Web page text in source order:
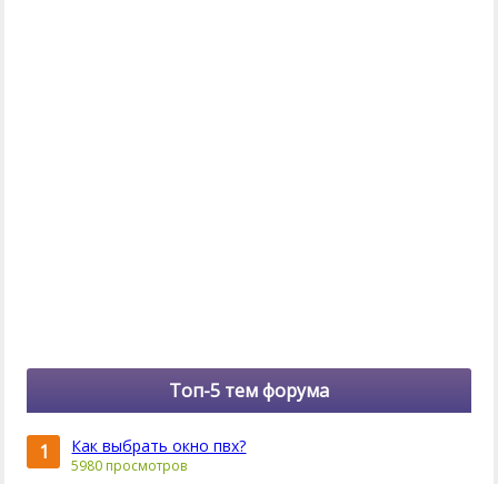
Топ-5 тем форума
1 Как выбрать окно пвх?
5980 просмотров